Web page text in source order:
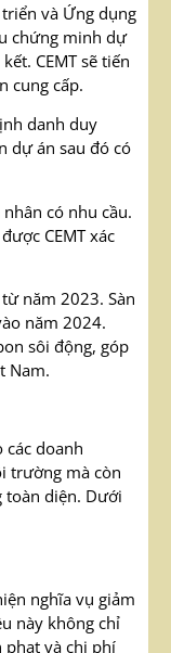
và Ứng dụng
chứng minh dự
CEMT sẽ tiến
cung cấp.
danh duy
dự án sau đó có
có nhu cầu.
CEMT xác
năm 2023. Sàn
năm 2024.
sôi động, góp
Nam.
doanh
trường mà còn
toàn diện. Dưới
nghĩa vụ giảm
này không chỉ
phạt và chi phí